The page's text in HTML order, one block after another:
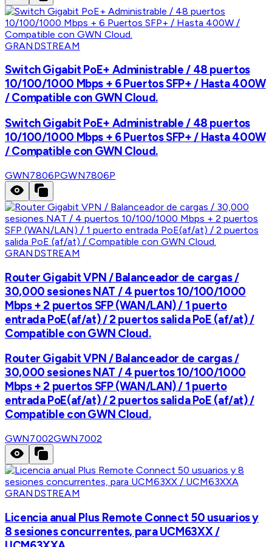
GRANDSTREAM
Switch Gigabit PoE+ Administrable / 48 puertos
10/100/1000 Mbps + 6 Puertos SFP+ / Hasta 400W
/ Compatible con GWN Cloud.
Switch Gigabit PoE+ Administrable / 48 puertos
10/100/1000 Mbps + 6 Puertos SFP+ / Hasta 400W
/ Compatible con GWN Cloud.
GWN7806PGWN7806P
GRANDSTREAM
Router Gigabit VPN / Balanceador de cargas /
30,000 sesiones NAT / 4 puertos 10/100/1000
Mbps + 2 puertos SFP (WAN/LAN) / 1 puerto
entrada PoE(af/at) / 2 puertos salida PoE (af/at) /
Compatible con GWN Cloud.
Router Gigabit VPN / Balanceador de cargas /
30,000 sesiones NAT / 4 puertos 10/100/1000
Mbps + 2 puertos SFP (WAN/LAN) / 1 puerto
entrada PoE(af/at) / 2 puertos salida PoE (af/at) /
Compatible con GWN Cloud.
GWN7002GWN7002
GRANDSTREAM
Licencia anual Plus Remote Connect 50 usuarios y
8 sesiones concurrentes, para UCM63XX /